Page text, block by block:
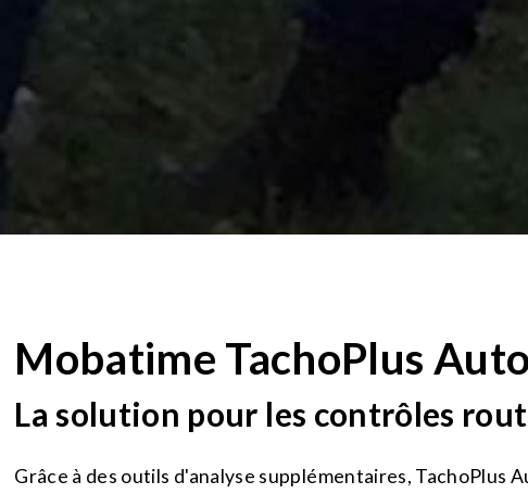
Mobatime TachoPlus
La solution pour les contrôles
Grâce à des outils d'analyse supplémentaires, TachoPlus